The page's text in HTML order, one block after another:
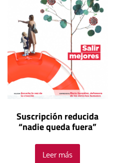
Suscripción reducida
“nadie queda fuera”
Leer más